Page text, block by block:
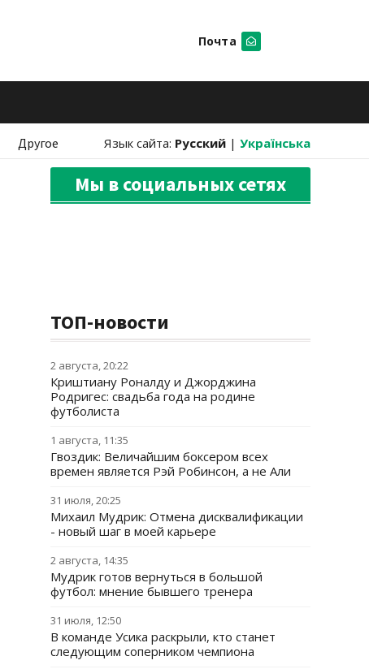
Почта
Другое Язык сайта: Русский | Українська
Мы в социальных сетях
ТОП-новости
2 августа, 20:22
Криштиану Роналду и Джорджина
Родригес: свадьба года на родине
футболиста
1 августа, 11:35
Гвоздик: Величайшим боксером всех
времен является Рэй Робинсон, а не Али
31 июля, 20:25
Михаил Мудрик: Отмена дисквалификации
- новый шаг в моей карьере
2 августа, 14:35
Мудрик готов вернуться в большой
футбол: мнение бывшего тренера
31 июля, 12:50
В команде Усика раскрыли, кто станет
следующим соперником чемпиона